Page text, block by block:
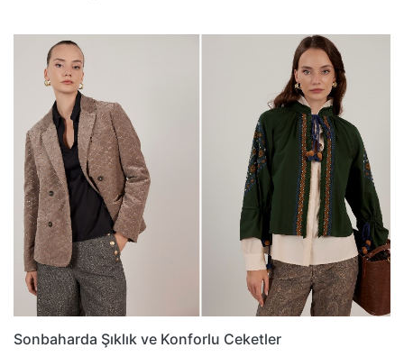
Sonbaharda Şıklık ve Konforlu Ceketler